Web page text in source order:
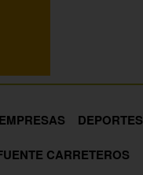
DEPORTES
CARRETEROS